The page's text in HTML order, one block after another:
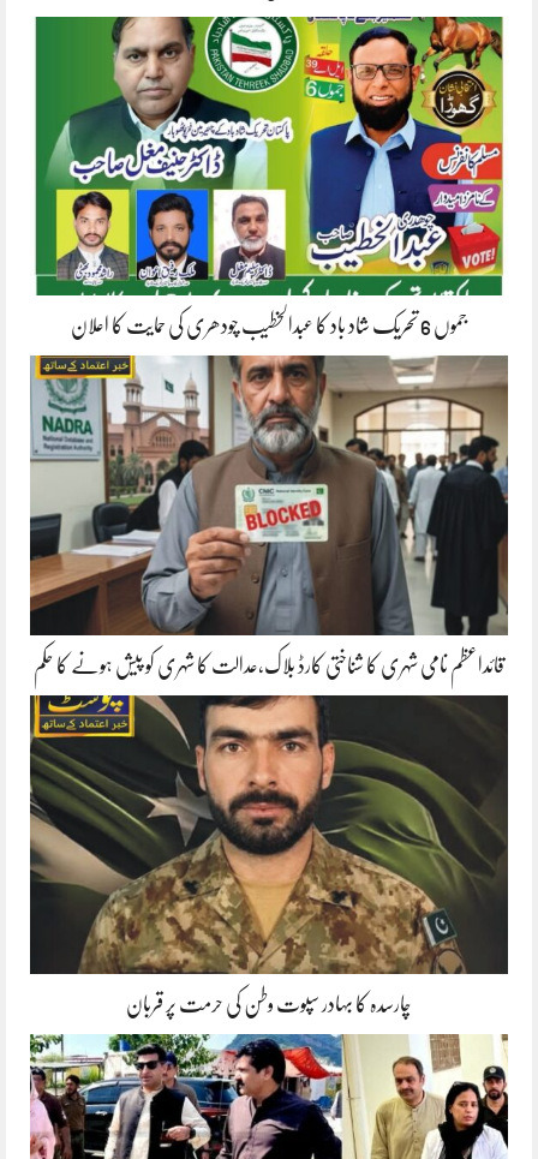
جموں 6 تحریک شاد باد کا عبدالخطیب چودھری کی حمایت کا اعلان
قائداعظم نامی شہری کا شناختی کارڈ بلاک،عدالت کا شہری کو پیش ہونے کا حکم
چارسدہ کا بہادر سپوت وطن کی حرمت پر قربان